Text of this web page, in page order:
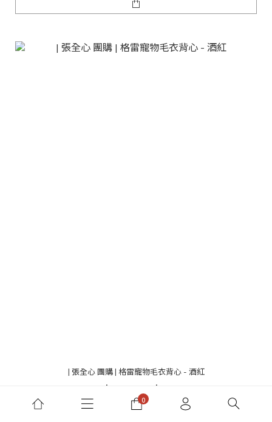
| 張全心 團購 | 格雷寵物毛衣背心 - 酒紅
NT$1,050 ~ NT$1,450